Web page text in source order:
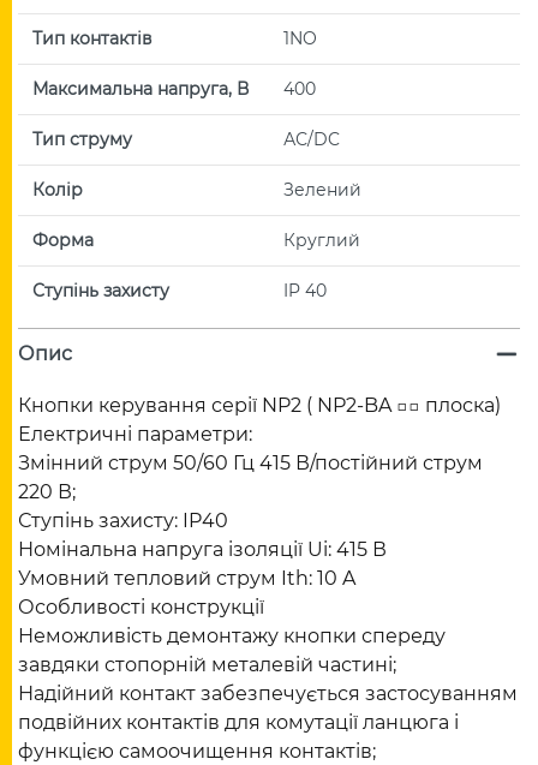
Тип контактів 1NO
Максимальна напруга, В 400
Тип струму АС/DC
Колір Зелений
Форма Круглий
Ступінь захисту IP 40
Опис
Кнопки керування серії NP2 ( NP2-BA □□ плоска)
Електричні параметри:
Змінний струм 50/60 Гц 415 В/постійний струм
220 В;
Ступінь захисту: IP40
Номінальна напруга ізоляції Ui: 415 В
Умовний тепловий струм Ith: 10 A
Особливості конструкції
Неможливість демонтажу кнопки спереду
завдяки стопорній металевій частині;
Надійний контакт забезпечується застосуванням
подвійних контактів для комутації ланцюга і
функцією самоочищення контактів;